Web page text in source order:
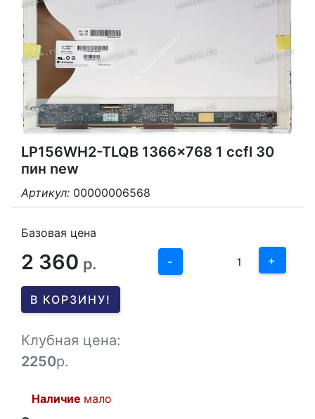
LP156WH2-TLQB 1366x768 1 ccfl 30
пин new
Артикул: 00000006568
Базовая цена
2 360 р. -
3
1
+
В КОРЗИНУ!
Клубная цена:
2250р.
Наличие мало